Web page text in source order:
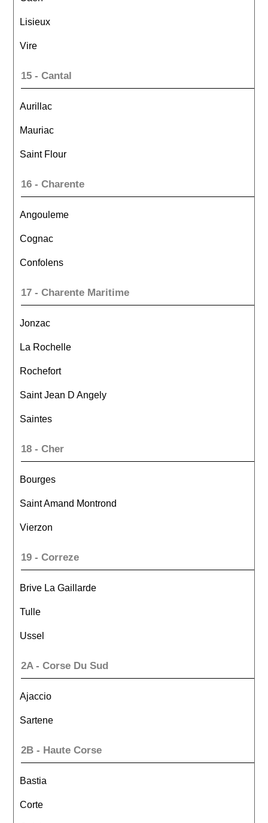
Lisieux
Vire
15 - Cantal
Aurillac
Mauriac
Saint Flour
16 - Charente
Angouleme
Cognac
Confolens
17 - Charente Maritime
Jonzac
La Rochelle
Rochefort
Saint Jean D Angely
Saintes
18 - Cher
Bourges
Saint Amand Montrond
Vierzon
19 - Correze
Brive La Gaillarde
Tulle
Ussel
2A - Corse Du Sud
Ajaccio
Sartene
2B - Haute Corse
Bastia
Corte